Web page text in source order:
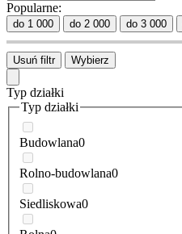
Popularne:
do 1 000 do 2 000 do 3 000
Usuń filtr Wybierz
Typ działki
Typ działki
Budowlana0
Rolno-budowlana0
Siedliskowa0